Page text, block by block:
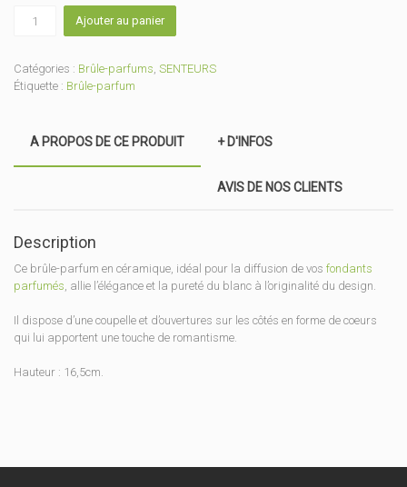
parfum
Amour
Ajouter au panier
Catégories : Brûle-parfums, SENTEURS
Étiquette : Brûle-parfum
A PROPOS DE CE PRODUIT + D'INFOS
AVIS DE NOS CLIENTS
Description
Ce brûle-parfum en céramique, idéal pour la diffusion de vos fondants
parfumés, allie l’élégance et la pureté du blanc à l’originalité du design.
Il dispose d’une coupelle et d’ouvertures sur les côtés en forme de coeurs
qui lui apportent une touche de romantisme.
Hauteur : 16,5cm.